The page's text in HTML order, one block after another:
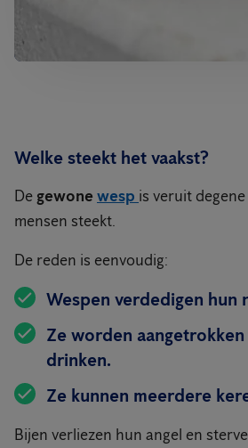
Welke steekt het vaakst?
De gewone wesp is veruit
mensen steekt.
De reden is eenvoudig:
Wespen verdedigen hun
Ze worden
drinken.
Ze kunnen meerdere
Bijen verliezen hun angel en